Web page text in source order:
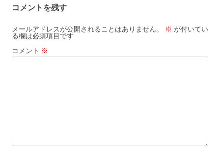
コメントを残す
メールアドレスが公開されることはありません。 ※ が付いてい
る欄は必須項目です
コメント ※